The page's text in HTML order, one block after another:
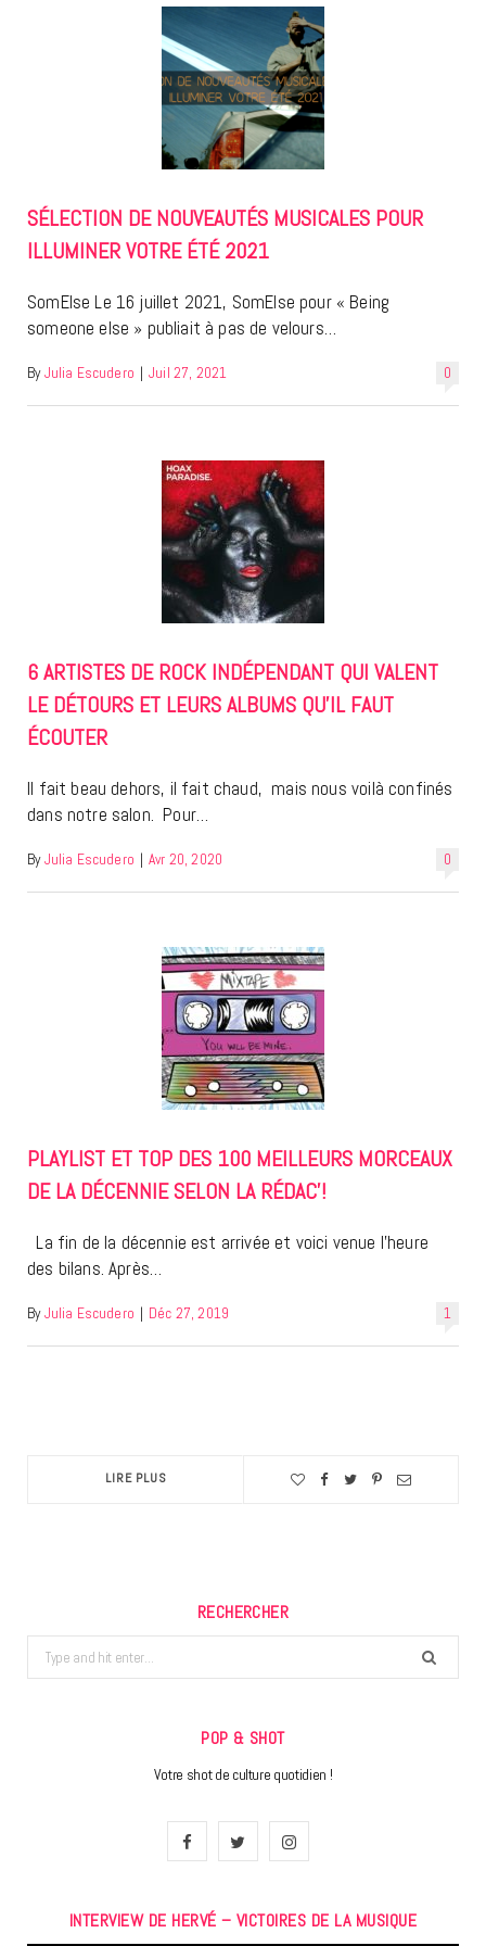
SÉLECTION DE NOUVEAUTÉS MUSICALES POUR
ILLUMINER VOTRE ÉTÉ 2021
SomElse Le 16 juillet 2021, SomElse pour « Being
someone else » publiait à pas de velours…
0
By Julia Escudero | Juil 27, 2021
6 ARTISTES DE ROCK INDÉPENDANT QUI VALENT
LE DÉTOURS ET LEURS ALBUMS QU’IL FAUT
ÉCOUTER
Il fait beau dehors, il fait chaud, mais nous voilà confinés
dans notre salon. Pour…
0
By Julia Escudero | Avr 20, 2020
PLAYLIST ET TOP DES 100 MEILLEURS MORCEAUX
DE LA DÉCENNIE SELON LA RÉDAC’!
La fin de la décennie est arrivée et voici venue l’heure
des bilans. Après…
1
By Julia Escudero | Déc 27, 2019
LIRE PLUS
RECHERCHER
Search
for:
POP & SHOT
Votre shot de culture quotidien !
F
c
i
I
s
INTERVIEW DE HERVÉ – VICTOIRES DE LA MUSIQUE